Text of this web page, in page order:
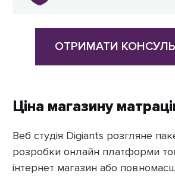
ОТРИМАТИ
Ціна магазину
Веб студія Digiants розгляне
розробки онлайн платформи
інтернет магазин або